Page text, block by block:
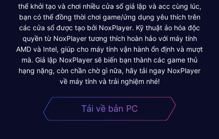
thể khởi tạo và chơi nhiều cửa sổ giả lập và acc cùng lúc,
bạn có thể đồng thời chơi game/ứng dụng yêu thích trên
các cửa sổ được tạo bởi NoxPlayer. Kỹ thuật ảo hóa độc
quyền từ NoxPlayer tương thích hoàn hảo với máy tính
AMD và Intel, giúp cho máy tính vận hành ổn định và mượt
mà. Giả lập NoxPlayer sẽ biến bạn thành các game thủ
hạng nặng, còn chần chờ gì nữa, hãy tải ngay NoxPlayer
về máy tính và trải nghiệm nhé!
Tải về bản PC